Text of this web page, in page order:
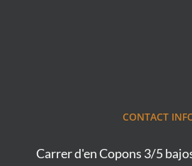
CONTACT
Carrer d'en Copons 3/5